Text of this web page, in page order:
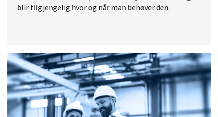
blir tilgjengelig hvor og når man behøver den.